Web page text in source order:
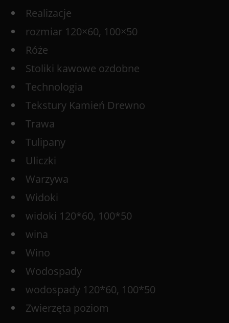
Realizacje
rozmiar 120×60, 100×50
Róże
Stoliki kawowe ozdobne
Technologia
Tekstury Kamień Drewno
Trawa
Tulipany
Uliczki
Warzywa
Widoki
widoki 120*60, 100*50
wina
Wino
Wodospady
wodospady 120*60, 100*50
Zwierzęta poziom